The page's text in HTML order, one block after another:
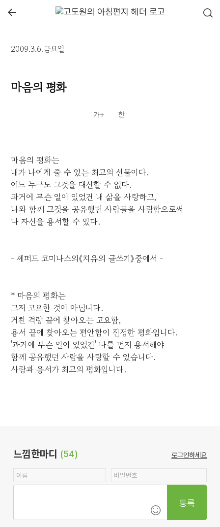
←
2009.3.6.금요일
마음의 평화
마음의 평화는
내가 나에게 줄 수 있는 최고의 선물이다.
어느 누구도 그것을 대신할 수 없다.
과거에 무슨 일이 있었건 내 삶을 사랑하고,
나와 함께 그것을 공유했던 사람들을 사랑함으로써
나 자신을 용서할 수 있다.
- 셰퍼드 코미나스의《치유의 글쓰기》중에서 -
* 마음의 평화는
그저 고요한 것이 아닙니다.
거친 격랑 끝에 찾아오는 고요함,
용서 끝에 찾아오는 편안함이 진정한 평화입니다.
'과거에 무슨 일이 있었건' 나를 먼저 용서해야
함께 공유했던 사람을 사랑할 수 있습니다.
사랑과 용서가 최고의 평화입니다.
느낌한마디 (54) 로그인하세요
등록